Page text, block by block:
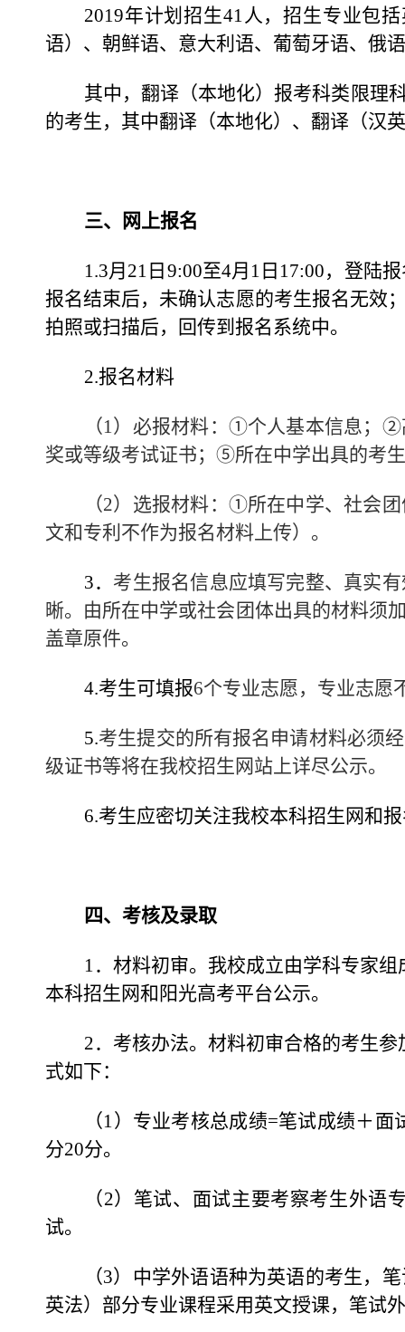
2019年计划招生41人，招生专业包
语）、朝鲜语、意大利语、葡萄牙语、俄
其中，翻译（本地化）报考科类限理
的考生，其中翻译（本地化）、翻译（汉
三、网上报名
1.3月21日9:00至4月1日17:00，登陆
报名结束后，未确认志愿的考生报名无效
拍照或扫描后，回传到报名系统中。
2.报名材料
（1）必报材料： ①个人基本信息； ②
奖或等级考试证书； ⑤所在中学出具的考
（2）选报材料： ①所在中学、社会
文和专利不作为报名材料上传）。
3． 考生报名信息应填写完整、真实
晰。 由所在中学或社会团体出具的材料须
盖章原件。
4.考生可填报6个专业志愿，专业志愿
5.考生提交的所有报名申请材料必须
级证书等将在我校招生网站上详尽公示。
6.考生应密切关注我校本科招生网和
四、考核及录取
1．材料初审。我校成立由学科专家
本科招生网和阳光高考平台公示。
2．考核办法。材料初审合格的考生
式如下：
（1）专业考核总成绩=笔试成绩＋
分20分。
（2）笔试、面试主要考察考生外
试。
（3）中学外语语种为英语的考生，
英法）部分专业课程采用英文授课，笔试